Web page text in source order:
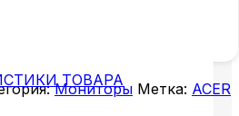
Мониторы Метка: ACER
ТОВАРА